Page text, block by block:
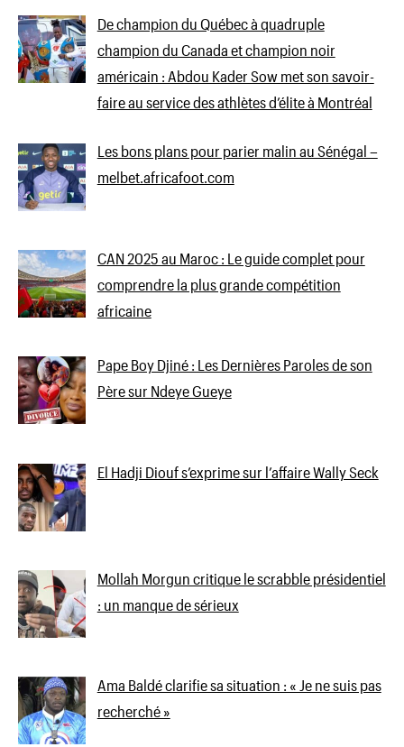
De champion du Québec à quadruple
champion du Canada et champion noir
américain : Abdou Kader Sow met son savoir-
faire au service des athlètes d’élite à Montréal
Les bons plans pour parier malin au Sénégal –
melbet.africafoot.com
CAN 2025 au Maroc : Le guide complet pour
comprendre la plus grande compétition
africaine
Pape Boy Djiné : Les Dernières Paroles de son
Père sur Ndeye Gueye
El Hadji Diouf s’exprime sur l’affaire Wally Seck
Mollah Morgun critique le scrabble présidentiel
: un manque de sérieux
Ama Baldé clarifie sa situation : « Je ne suis pas
recherché »